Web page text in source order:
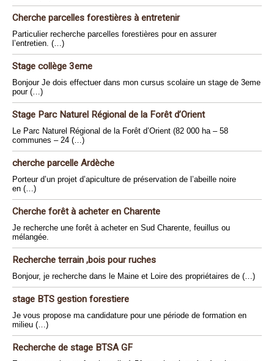
Cherche parcelles forestières à entretenir
Particulier recherche parcelles forestières pour en assurer
l’entretien. (…)
Stage collège 3eme
Bonjour Je dois effectuer dans mon cursus scolaire un stage de 3eme
pour (…)
Stage Parc Naturel Régional de la Forêt d’Orient
Le Parc Naturel Régional de la Forêt d’Orient (82 000 ha – 58
communes – 24 (…)
cherche parcelle Ardèche
Porteur d’un projet d’apiculture de préservation de l’abeille noire
en (…)
Cherche forêt à acheter en Charente
Je recherche une forêt à acheter en Sud Charente, feuillus ou
mélangée.
Recherche terrain ,bois pour ruches
Bonjour, je recherche dans le Maine et Loire des propriétaires de (…)
stage BTS gestion forestiere
Je vous propose ma candidature pour une période de formation en
milieu (…)
Recherche de stage BTSA GF